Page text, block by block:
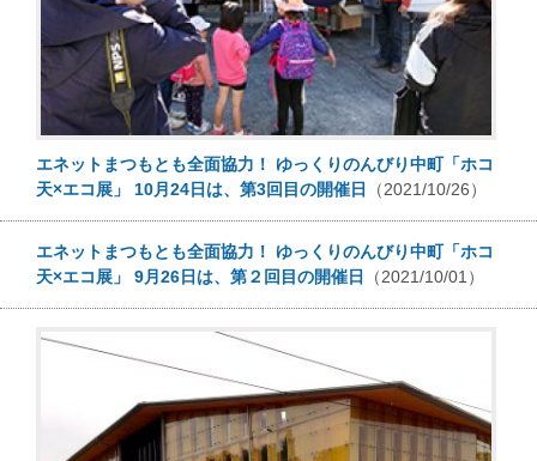
エネットまつもとも全面協力！ ゆっくりのんびり中町「ホコ
天×エコ展」 10月24日は、第3回目の開催日
（2021/10/26）
エネットまつもとも全面協力！ ゆっくりのんびり中町「ホコ
天×エコ展」 9月26日は、第２回目の開催日
（2021/10/01）